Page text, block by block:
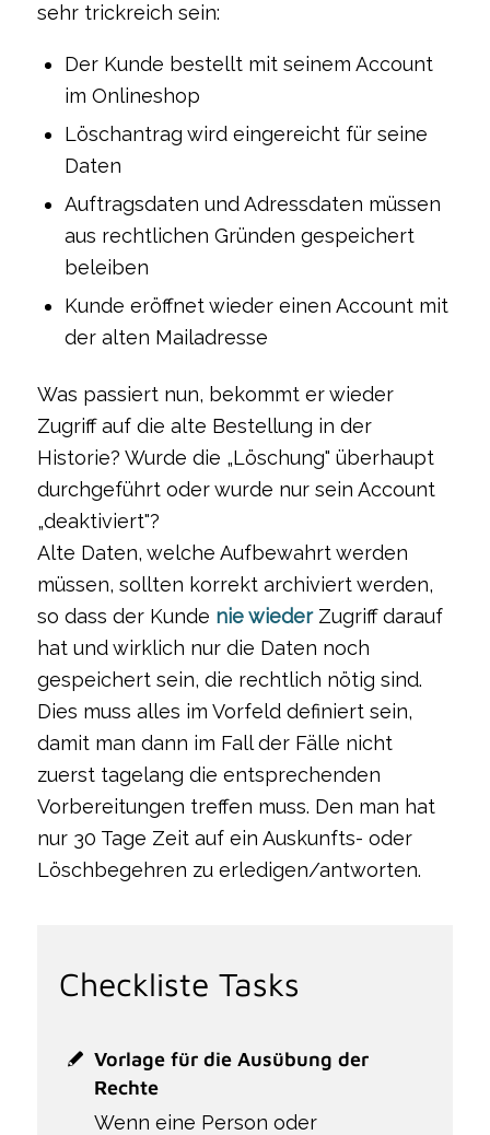
sehr trickreich sein:
Der Kunde bestellt mit seinem Account
im Onlineshop
Löschantrag wird eingereicht für seine
Daten
Auftragsdaten und Adressdaten müssen
aus rechtlichen Gründen gespeichert
beleiben
Kunde eröffnet wieder einen Account mit
der alten Mailadresse
Was passiert nun, bekommt er wieder
Zugriff auf die alte Bestellung in der
Historie? Wurde die „Löschung" überhaupt
durchgeführt oder wurde nur sein Account
„deaktiviert"?
Alte Daten, welche Aufbewahrt werden
müssen, sollten korrekt archiviert werden,
so dass der Kunde nie wiederZugriff darauf
hat und wirklich nur die Daten noch
gespeichert sein, die rechtlich nötig sind.
Dies muss alles im Vorfeld definiert sein,
damit man dann im Fall der Fälle nicht
zuerst tagelang die entsprechenden
Vorbereitungen treffen muss. Den man hat
nur 30 Tage Zeit auf ein Auskunfts- oder
Löschbegehren zu erledigen/antworten.
Checkliste Tasks
Vorlage für die Ausübung der
Rechte
Wenn eine Person oder